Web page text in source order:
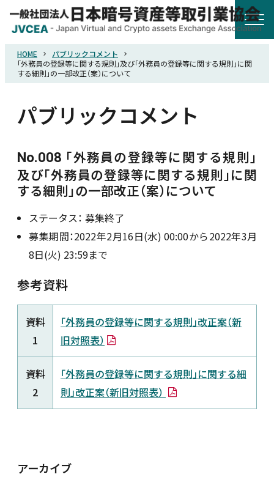
HOME
統計調査
会員紹介
詐欺関連情報
採用情報
お問い合わせ
HOME
パブリックコメント
「外務員の登録等に関する規則」及び「外務員の登録等に関する規則」に関
する細則」の一部改正（案）について
パブリックコメント
No.008 「外務員の登録等に関する規則」
及び「外務員の登録等に関する規則」に関
する細則」の一部改正（案）について
ステータス：募集終了
募集期間：2022年2月16日(水) 00:00から2022年3月
8日(火) 23:59まで
参考資料
資料
1
「外務員の登録等に関する規則」改正案（新
旧対照表）
資料
2
「外務員の登録等に関する規則」に関する細
則」改正案（新旧対照表）
アーカイブ